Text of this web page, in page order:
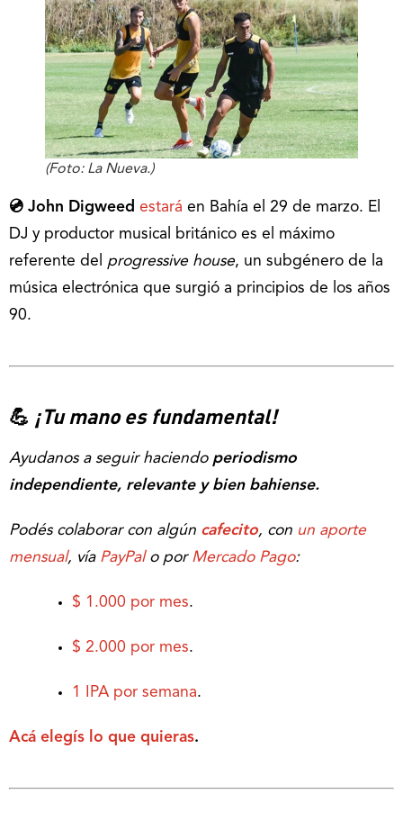
(Foto: La Nueva.)
💿 John Digweed estará en Bahía el 29 de marzo. El
DJ y productor musical británico es el máximo
referente del progressive house, un subgénero de la
música electrónica que surgió a principios de los años
90.
💪 ¡Tu mano es fundamental!
Ayudanos a seguir haciendo periodismo
independiente, relevante y bien bahiense.
Podés colaborar con algún cafecito, con un aporte
mensual, víaPayPalo porMercado Pago:
$ 1.000 por mes.
$ 2.000 por mes.
1 IPA por semana.
Acá elegís lo que quieras.